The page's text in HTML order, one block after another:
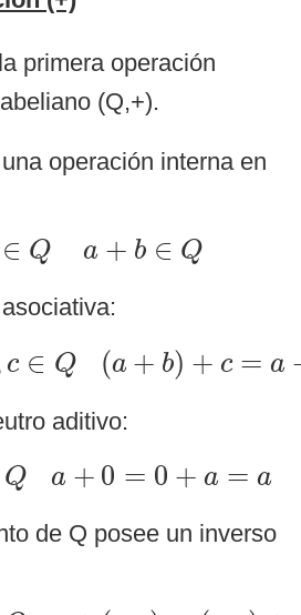
primera operación
(Q,+).
operación interna en
∈ Q a + b ∈ Q
b∈Q a + b∈Q
c ∈ Q (a + b) + c = a
a b c∈ Q ( a+b ) c +
aditivo:
Q a + 0 = 0 + a = a
a∈ Q + 0+ a =a
de Q posee un inverso